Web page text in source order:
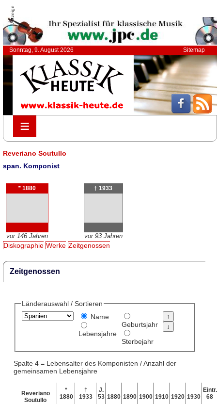
Anzeige
Sonntag, 9. August 2026 Sitemap
≡
≡
Reveriano Soutullo
span. Komponist
* 1880
vor 146 Jahren
† 1933
vor 93 Jahren
Diskographie Werke Zeitgenossen
Zeitgenossen
Länderauswahl / Sortieren
Name
Lebensjahre
Geburtsjahr
Sterbejahr
Spalte 4 = Lebensalter des Komponisten / Anzahl der
gemeinsamen Lebensjahre
Reveriano
Soutullo
*
1880
†
1933
J.
53 1880 1890 1900 1910 1920 1930
Eintr.
68